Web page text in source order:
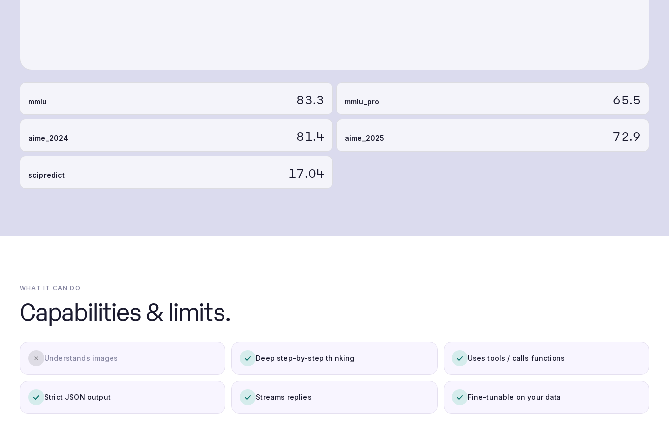
mmlu 83.3 mmlu_pro 65.5
aime_2024 81.4 aime_2025 72.9
scipredict 17.04
WHAT IT CAN DO
Capabilities & limits.
Understands images Deep step-by-step thinking Uses tools / calls functions
Strict JSON output Streams replies Fine-tunable on your data